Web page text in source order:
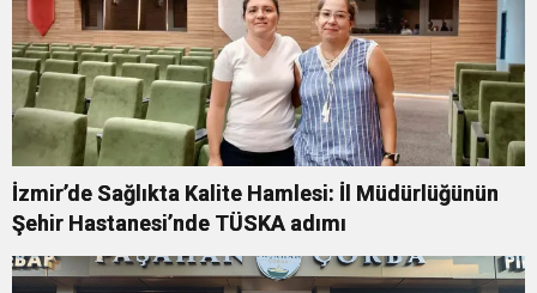
İzmir’de Sağlıkta Kalite Hamlesi: İl Müdürlüğünün
Şehir Hastanesi’nde TÜSKA adımı